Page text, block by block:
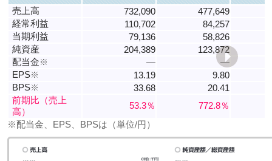
売上高 732,090
477,649
経常利益
110,702
84,257
当期利益
79,136
58,826
純資産
204,389
123,872
配当金※ ―
―
EPS※ 13.19
9.80
BPS※ 33.68
20.41
前期比（売上
高）
53.3％
772.8％
※配当金、EPS、BPSは（単位/円）